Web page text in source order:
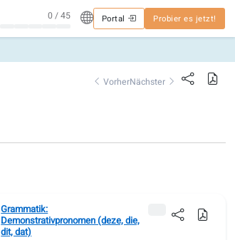
0 / 45 Portal Probier es jetzt!
VorherNächster
Grammatik:
Demonstrativpronomen (deze, die,
dit, dat)